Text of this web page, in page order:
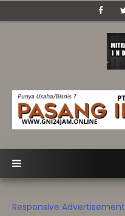
Responsive Advertisement